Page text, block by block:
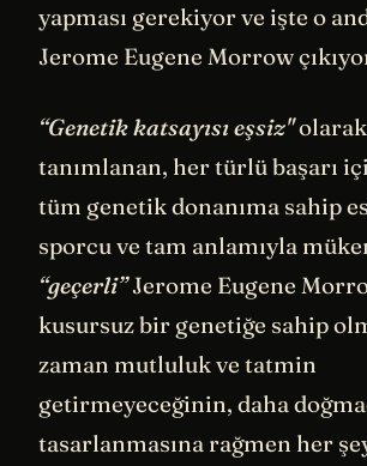
yapması gerekiyor ve işte o
Jerome Eugene Morrow
“Genetik katsayısı eşsiz"olarak
tanımlanan, her türlü başarı
tüm genetik donanıma sahip
sporcu ve tam anlamıyla
“geçerli”Jerome Eugene
kusursuz bir genetiğe sahip
zaman mutluluk ve tatmin
getirmeyeceğinin, daha
tasarlanmasına rağmen her